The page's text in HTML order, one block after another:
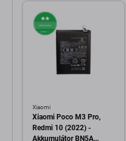
Xiaomi
Xiaomi Poco M3 Pro,
Redmi 10 (2022) -
Akkumulátor BN5A